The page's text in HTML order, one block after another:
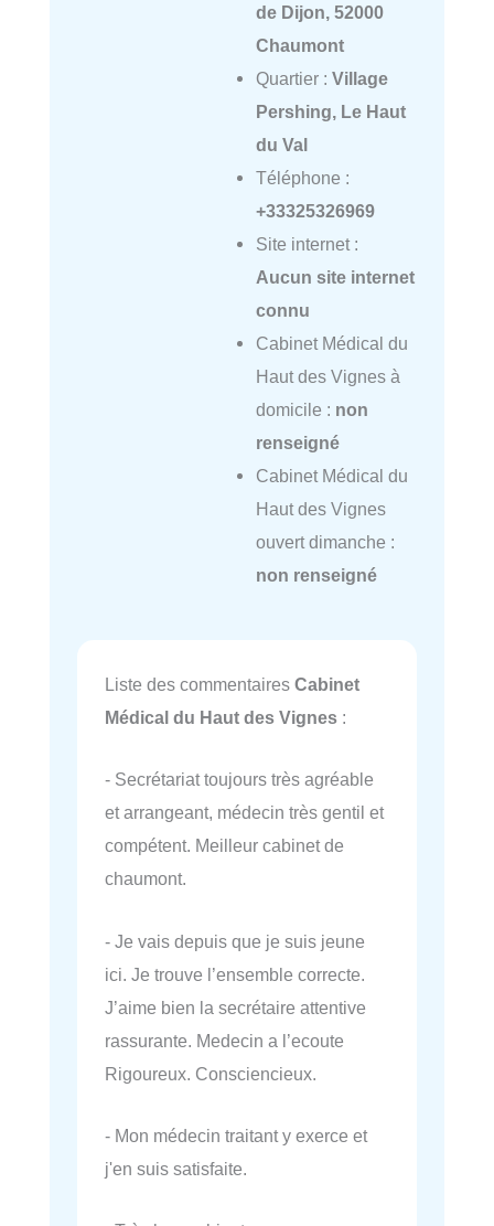
de Dijon, 52000
Chaumont
Quartier : Village
Pershing, Le Haut
du Val
Téléphone :
+33325326969
Site internet :
Aucun site internet
connu
Cabinet Médical du
Haut des Vignes à
domicile : non
renseigné
Cabinet Médical du
Haut des Vignes
ouvert dimanche :
non renseigné
Liste des commentaires Cabinet
Médical du Haut des Vignes :
- Secrétariat toujours très agréable
et arrangeant, médecin très gentil et
compétent. Meilleur cabinet de
chaumont.
- Je vais depuis que je suis jeune
ici. Je trouve l’ensemble correcte.
J’aime bien la secrétaire attentive
rassurante. Medecin a l’ecoute
Rigoureux. Consciencieux.
- Mon médecin traitant y exerce et
j'en suis satisfaite.